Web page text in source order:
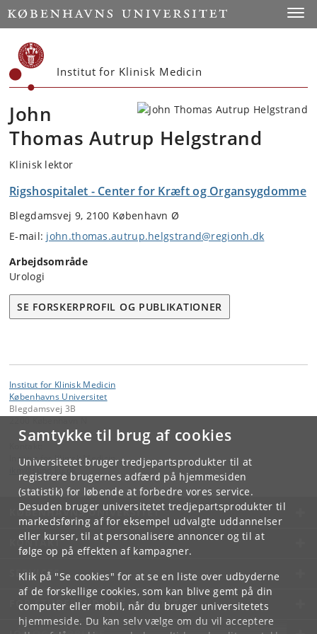
Samtykke til brug af cookies
Universitetet bruger tredjepartsprodukter til at
registrere brugernes adfærd på hjemmesiden
(statistik) for løbende at forbedre vores service.
Desuden bruger universitetet tredjepartsprodukter til
markedsføring af for eksempel udvalgte uddannelser
eller kurser, til at personalisere annoncer og til at
følge op på effekten af kampagner.
Klik på "Se cookies" for at se en liste over udbyderne
af de forskellige cookies, som kan blive gemt på din
computer eller mobil, når du bruger universitetets
hjemmeside. Du kan selv vælge om du vil acceptere
Start
Institut for Klinisk Medicin
John
Thomas Autrup Helgstrand
Klinisk lektor
Rigshospitalet - Center for Kræft og Organsygdomme
Blegdamsvej 9, 2100 København Ø
E-mail: john.thomas.autrup.helgstrand@regionh.dk
Arbejdsområde
Urologi
SE FORSKERPROFIL OG PUBLIKATIONER
Institut for Klinisk Medicin
Københavns Universitet
Blegdamsvej 3B
Institut for Klinisk Medicin
KØBENHAVNS UNIVERSITET
KONTAKT
SERVICES
FOR STUDERENDE OG ANSATTE